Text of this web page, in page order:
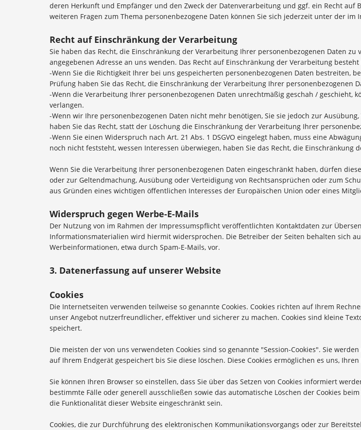
deren Herkunft und Empfänger und den Zweck der Datenverarbeitung und ggf. ein Recht auf
weiteren Fragen zum Thema personenbezogene Daten können Sie sich jederzeit unter der im
Recht auf Einschränkung der Verarbeitung
Sie haben das Recht, die Einschränkung der Verarbeitung Ihrer personenbezogenen Daten
angegebenen Adresse an uns wenden. Das Recht auf Einschränkung der Verarbeitung
-Wenn Sie die Richtigkeit Ihrer bei uns gespeicherten personenbezogenen Daten bestreiten,
Prüfung haben Sie das Recht, die Einschränkung der Verarbeitung Ihrer personenbezogenen
-Wenn die Verarbeitung Ihrer personenbezogenen Daten unrechtmäßig geschah / geschieht,
verlangen.
-Wenn wir Ihre personenbezogenen Daten nicht mehr benötigen, Sie sie jedoch zur
haben Sie das Recht, statt der Löschung die Einschränkung der Verarbeitung Ihrer
-Wenn Sie einen Widerspruch nach Art. 21 Abs. 1 DSGVO eingelegt haben, muss eine
noch nicht feststeht, wessen Interessen überwiegen, haben Sie das Recht, die
Wenn Sie die Verarbeitung Ihrer personenbezogenen Daten eingeschränkt haben, dürfen
oder zur Geltendmachung, Ausübung oder Verteidigung von Rechtsansprüchen oder zum
aus Gründen eines wichtigen öffentlichen Interesses der Europäischen Union oder eines
Widerspruch gegen Werbe-E-Mails
Der Nutzung von im Rahmen der Impressumspflicht veröffentlichten Kontaktdaten zur
Informationsmaterialien wird hiermit widersprochen. Die Betreiber der Seiten behalten sich
Werbeinformationen, etwa durch Spam-E-Mails, vor.
3. Datenerfassung auf unserer Website
Cookies
Die Internetseiten verwenden teilweise so genannte Cookies. Cookies richten auf Ihrem
unser Angebot nutzerfreundlicher, effektiver und sicherer zu machen. Cookies sind kleine
speichert.
Die meisten der von uns verwendeten Cookies sind so genannte "Session-Cookies". Sie
auf Ihrem Endgerät gespeichert bis Sie diese löschen. Diese Cookies ermöglichen es uns,
Sie können Ihren Browser so einstellen, dass Sie über das Setzen von Cookies informiert
bestimmte Fälle oder generell ausschließen sowie das automatische Löschen der Cookies
die Funktionalität dieser Website eingeschränkt sein.
Cookies, die zur Durchführung des elektronischen Kommunikationsvorgangs oder zur